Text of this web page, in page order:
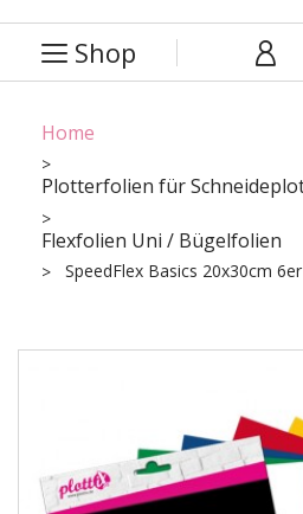
 Shop 
Home
Plotterfolien für
Flexfolien Uni / Bügelfolien
SpeedFlex Basics 20x30cm